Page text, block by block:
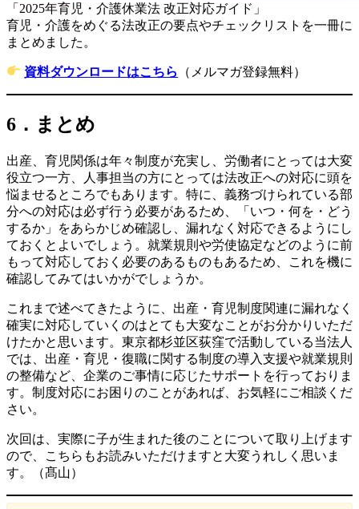
「2025年育児・介護休業法 改正対応ガイド」
育児・介護をめぐる法改正の要点やチェックリストを一冊に
まとめました。
資料ダウンロードはこちら （メルマガ登録無料）
6．まとめ
出産、育児関係は年々制度が充実し、労働者にとっては大変
役立つ一方、人事担当の方にとっては法改正への対応に頭を
悩ませるところでもあります。特に、義務づけられている部
分への対応は必ず行う必要があるため、「いつ・何を・どう
するか」をあらかじめ確認し、漏れなく対応できるようにし
ておくとよいでしょう。就業規則や労使協定などのように前
もって対応しておく必要のあるものもあるため、これを機に
確認してみてはいかがでしょうか。
これまで述べてきたように、出産・育児制度関連に漏れなく
確実に対応していくのはとても大変なことがお分かりいただ
けたかと思います。東京都杉並区荻窪で活動している当法人
では、出産・育児・復職に関する制度の導入支援や就業規則
の整備など、企業のご事情に応じたサポートを行っておりま
す。制度対応にお困りのことがあれば、お気軽にご相談くだ
さい。
次回は、実際に子が生まれた後のことについて取り上げます
ので、こちらもお読みいただけますと大変うれしく思いま
す。（髙山）